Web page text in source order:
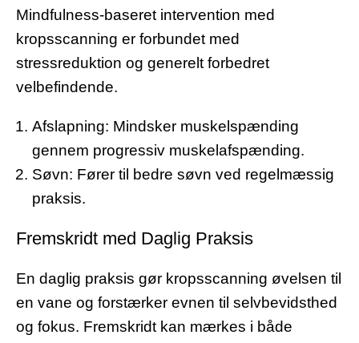
Mindfulness-baseret intervention med
kropsscanning er forbundet med
stressreduktion og generelt forbedret
velbefindende.
Afslapning: Mindsker muskelspænding
gennem progressiv muskelafspænding.
Søvn: Fører til bedre søvn ved regelmæssig
praksis.
Fremskridt med Daglig Praksis
En daglig praksis gør kropsscanning øvelsen til
en vane og forstærker evnen til selvbevidsthed
og fokus. Fremskridt kan mærkes i både